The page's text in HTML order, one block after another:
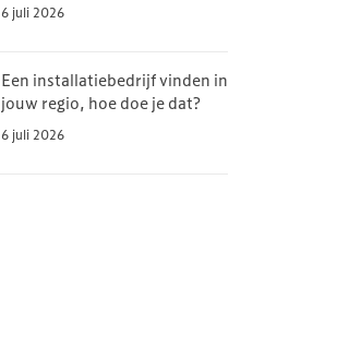
6 juli 2026
Een installatiebedrijf vinden in
jouw regio, hoe doe je dat?
6 juli 2026